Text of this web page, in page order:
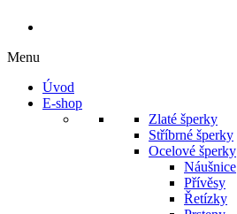
Menu
Úvod
E-shop
Zlaté šperky
Stříbrné šperky
Ocelové šperky
Náušnice
Přívěsy
Řetízky